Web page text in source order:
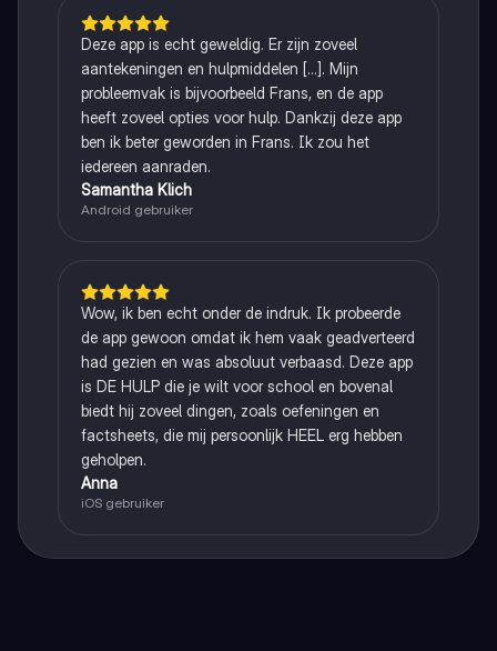
Deze app is echt geweldig. Er zijn zoveel
aantekeningen en hulpmiddelen [...]. Mijn
probleemvak is bijvoorbeeld Frans, en de app
heeft zoveel opties voor hulp. Dankzij deze app
ben ik beter geworden in Frans. Ik zou het
iedereen aanraden.
Samantha Klich
Android gebruiker
Wow, ik ben echt onder de indruk. Ik probeerde
de app gewoon omdat ik hem vaak geadverteerd
had gezien en was absoluut verbaasd. Deze app
is DE HULP die je wilt voor school en bovenal
biedt hij zoveel dingen, zoals oefeningen en
factsheets, die mij persoonlijk HEEL erg hebben
geholpen.
Anna
iOS gebruiker